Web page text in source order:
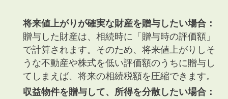
将来値上がりが確実な財産を贈与したい場合：
贈与した財産は、相続時に「贈与時の評価額」
で計算されます。そのため、将来値上がりしそ
うな不動産や株式を低い評価額のうちに贈与し
てしまえば、将来の相続税額を圧縮できます。
収益物件を贈与して、所得を分散したい場合：